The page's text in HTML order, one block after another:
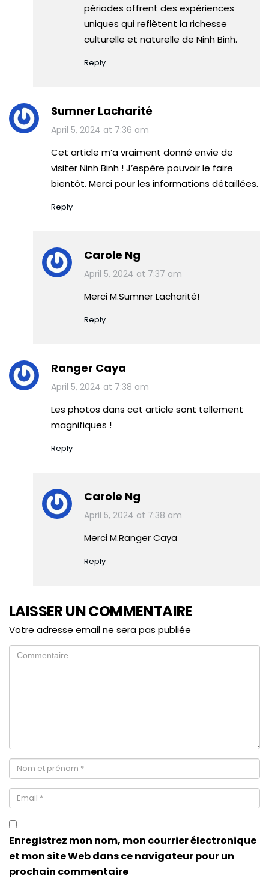
périodes offrent des expériences
uniques qui reflètent la richesse
culturelle et naturelle de Ninh Binh.
Reply
Sumner Lacharité
April 5, 2024 at 7:36 am
Cet article m’a vraiment donné envie de
visiter Ninh Binh ! J’espère pouvoir le faire
bientôt. Merci pour les informations détaillées.
Reply
Carole Ng
April 5, 2024 at 7:37 am
Merci M.Sumner Lacharité!
Reply
Ranger Caya
April 5, 2024 at 7:38 am
Les photos dans cet article sont tellement
magnifiques !
Reply
Carole Ng
April 5, 2024 at 7:38 am
Merci M.Ranger Caya
Reply
LAISSER UN COMMENTAIRE
Votre adresse email ne sera pas publiée
Enregistrez mon nom, mon courrier électronique
et mon site Web dans ce navigateur pour un
prochain commentaire